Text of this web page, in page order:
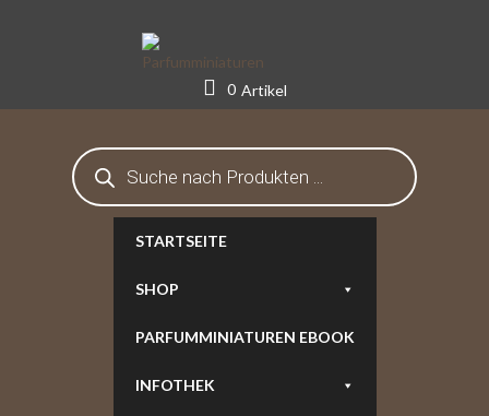
0 Artikel
STARTSEITE
SHOP
PARFUMMINIATUREN EBOOK
INFOTHEK
Products
search